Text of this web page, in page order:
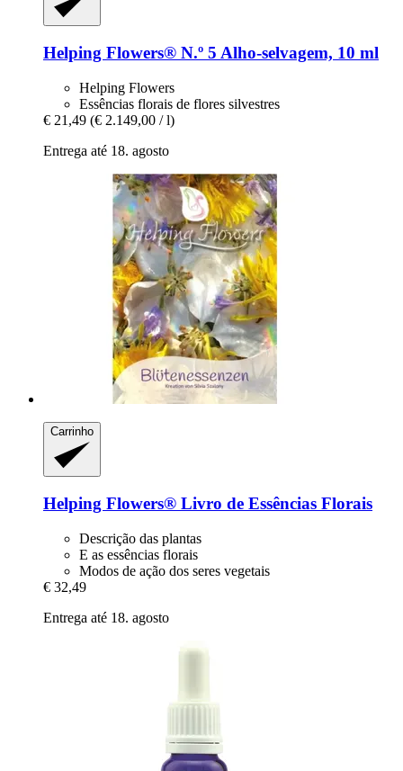
Helping Flowers® N.º 5 Alho-​selvagem, 10 ml
Helping Flowers
Essências florais de flores silvestres
€ 21,49 (€ 2.149,00 / l)
Entrega até 18. agosto
Carrinho
Helping Flowers® Livro de Essências Florais
Descrição das plantas
E as essências florais
Modos de ação dos seres vegetais
€ 32,49
Entrega até 18. agosto